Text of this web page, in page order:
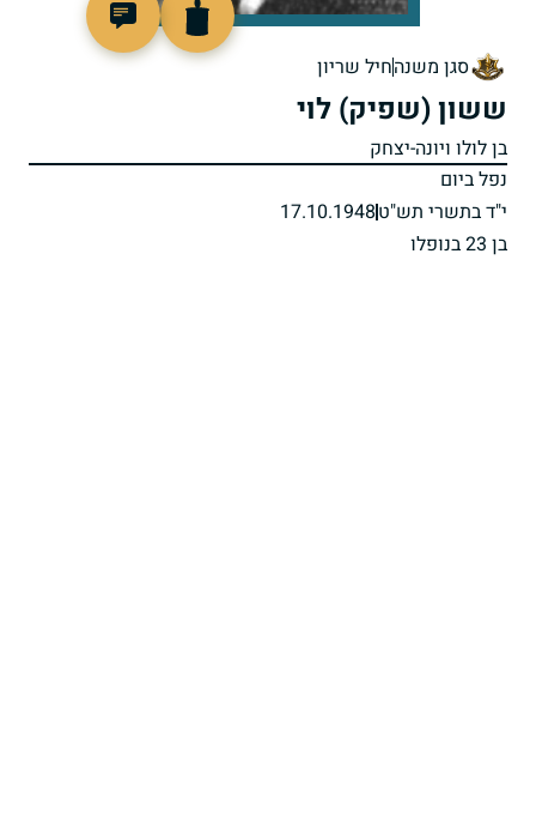
סגן משנהחיל שריון
ששון (שפיק) לוי
בן לולו ויונה-יצחק
נפל ביום
י"ד בתשרי תש"ט17.10.1948
בן 23 בנופלו